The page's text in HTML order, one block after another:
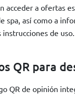
acceder a ofertas
spa, así como a
de uso.
QR para
QR de opinión